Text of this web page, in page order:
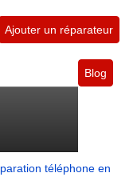
Ajouter un réparateur
Blog
téléphone en